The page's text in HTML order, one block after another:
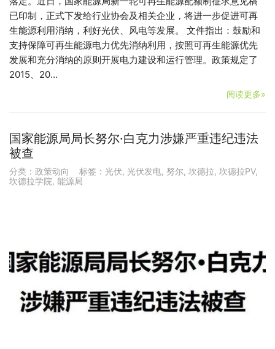
已印制，正式下发给行业协会及相关企业，将进一步促进可再
生能源利用消纳，利好光伏、风电等发展。 文件指出：鼓励和
支持保障可再生能源电力优先消纳利用，按照可再生能源优先
发展和充分消纳的原则开展电力建设和运行管理。政策规定了
2015、20…
阅读更多»
国家能源局局长努尔·白克力涉嫌严重违纪违法
被查
分类： 政策动向 标签： 光伏, 光伏发电, 努尔, 坎德拉, 坎德拉PV,
坎德拉学院, 能源局